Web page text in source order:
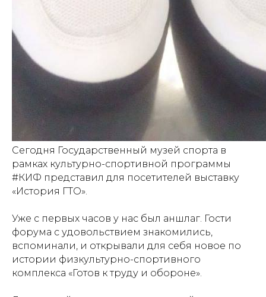
Сегодня Государственный музей спорта в
рамках культурно-спортивной программы
#КИФ представил для посетителей выставку
«История ГТО».
Уже с первых часов у нас был аншлаг. Гости
форума с удовольствием знакомились,
вспоминали, и открывали для себя новое по
истории физкультурно-спортивного
комплекса «Готов к труду и обороне».
Купить билет
Пушкинская
карта